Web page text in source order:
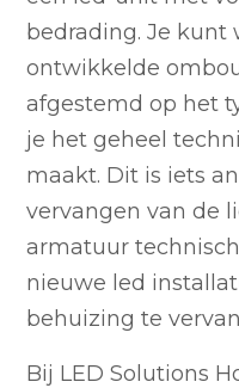
bedrading. Je kunt
ontwikkelde
afgestemd op het
je het geheel
maakt. Dit is iets
vervangen van de
armatuur
nieuwe led
behuizing te
Bij LED Solutions